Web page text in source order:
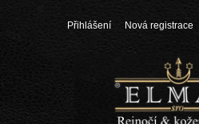
Přihlášení Nová registrace